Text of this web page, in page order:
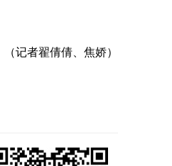
（记者翟倩倩、焦娇）